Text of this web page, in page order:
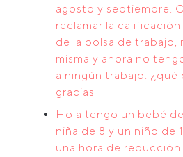
agosto y septiembre.
reclamar la
de la bolsa de trabajo,
misma y ahora no
a ningún trabajo. ¿qué
gracias
Hola tengo un bebé
niña de 8 y un niño de
una hora de